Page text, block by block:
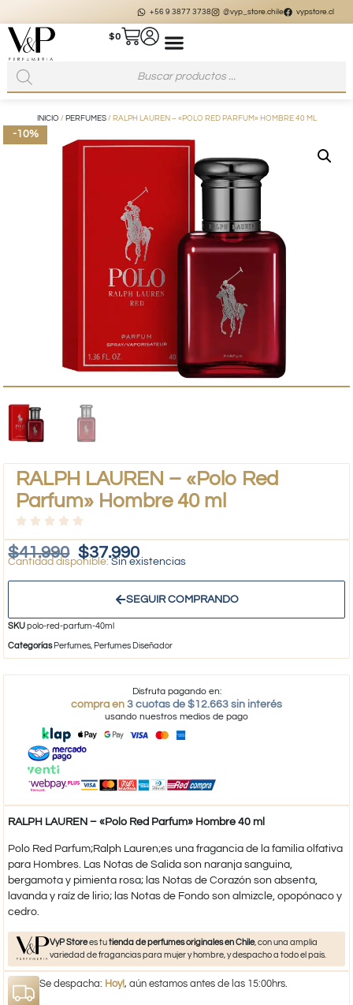
+56 9 3877 3738 @vyp_store.chile vypstore.cl
$0
INICIO / PERFUMES/ RALPH LAUREN – «POLO RED PARFUM» HOMBRE 40 ML
-10%
RALPH LAUREN – «Polo Red
Parfum» Hombre 40 ml
$41.990 $37.990
Sin existencias
SEGUIR COMPRANDO
SKUpolo-red-parfum-40ml
Categorías Perfumes, Perfumes Diseñador
Disfruta pagando en:
compra en 3 cuotas de $12.663 sin interés
usando nuestros medios de pago
RALPH LAUREN – «Polo Red Parfum» Hombre 40 ml
Polo Red Parfum;Ralph Lauren;es una fragancia de la familia olfativa
para Hombres. Las Notas de Salida son naranja sanguina,
bergamota y pimienta rosa; las Notas de Corazón son absenta,
lavanda y raíz de lirio; las Notas de Fondo son almizcle, opopónaco y
cedro.
VyP Storees tutienda de perfumes originales en Chile, con una amplia
variedad de fragancias para mujer y hombre, y despacho a todo el país.
Se despacha: Hoy!, aún estamos antes de las 15:00hrs.